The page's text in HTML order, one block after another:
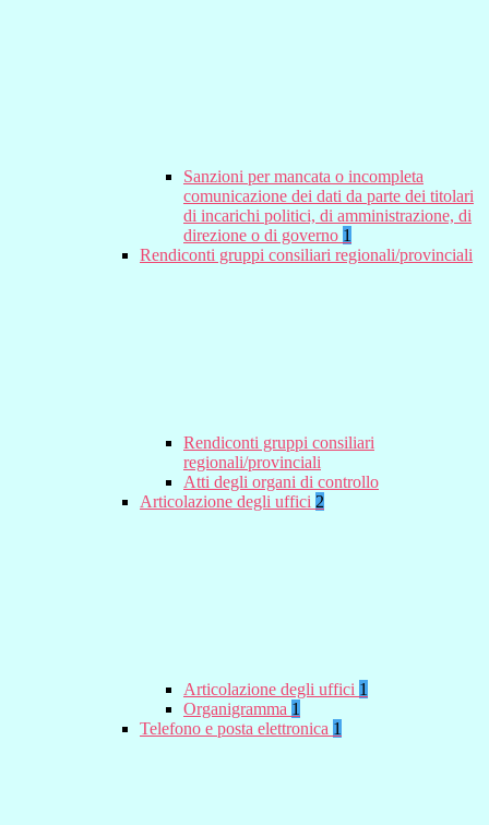
Sanzioni per mancata o incompleta
comunicazione dei dati da parte dei titolari
di incarichi politici, di amministrazione, di
direzione o di governo 1
Rendiconti gruppi consiliari regionali/provinciali
Rendiconti gruppi consiliari
regionali/provinciali
Atti degli organi di controllo
Articolazione degli uffici 2
Articolazione degli uffici 1
Organigramma 1
Telefono e posta elettronica 1